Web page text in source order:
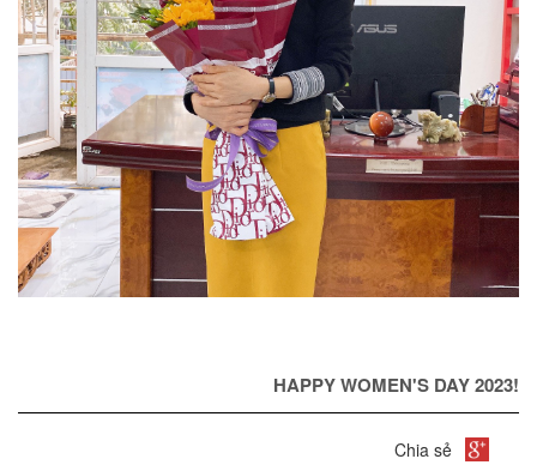
HAPPY WOMEN'S DAY 2023!
Chia sẻ